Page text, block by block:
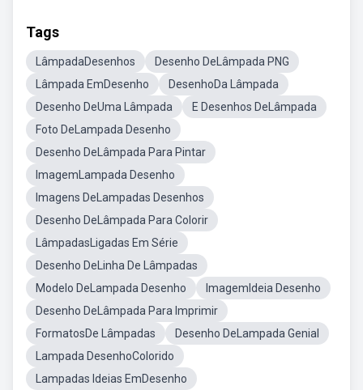
Tags
LâmpadaDesenhos
Desenho DeLâmpada PNG
Lâmpada EmDesenho
DesenhoDa Lâmpada
Desenho DeUma Lâmpada
E Desenhos DeLâmpada
Foto DeLampada Desenho
Desenho DeLâmpada Para Pintar
ImagemLampada Desenho
Imagens DeLampadas Desenhos
Desenho DeLâmpada Para Colorir
LâmpadasLigadas Em Série
Desenho DeLinha De Lâmpadas
Modelo DeLampada Desenho
ImagemIdeia Desenho
Desenho DeLâmpada Para Imprimir
FormatosDe Lâmpadas
Desenho DeLampada Genial
Lampada DesenhoColorido
Lampadas Ideias EmDesenho